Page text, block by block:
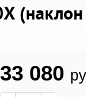
33 080